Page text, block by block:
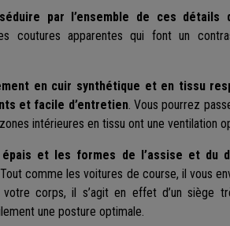
par l’ensemble de ces détails
coutures apparentes qui font un
en cuir synthétique et en tissu
et facile d’entretien. Vous pourrez
intérieures en tissu ont une ventilation
et les formes de l’assise et du
comme les voitures de course, il vous
corps, il s’agit en effet d’un siège
une posture optimale.